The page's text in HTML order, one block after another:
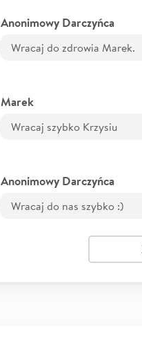
Anonimowy Darczyńca
Wracaj do zdrowia Marek.
Marek
Wracaj szybko Krzysiu
Anonimowy Darczyńca
Wracaj do nas szybko :)